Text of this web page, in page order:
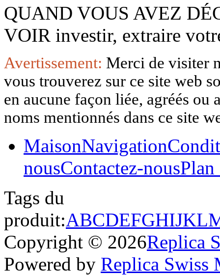
QUAND VOUS AVEZ
VOIR investir, extraire
Avertissement: Merci de visiter
vous trouverez sur ce site web
en aucune façon liée, agréés
noms mentionnés dans ce site
MaisonNavigation
nousContactez-nousPlan
Tags du
produit:ABCDEFGHIJKL
Copyright © 2026Replica
Powered by Replica Swiss